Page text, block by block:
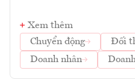
Xem thêm
Chuyển động
Đối
Doanh nhân